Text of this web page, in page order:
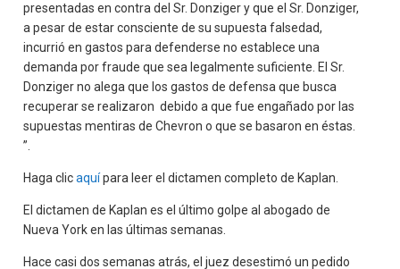
presentadas en contra del Sr. Donziger y que el Sr. Donziger,
a pesar de estar consciente de su supuesta falsedad,
incurrió en gastos para defenderse no establece una
demanda por fraude que sea legalmente suficiente. El Sr.
Donziger no alega que los gastos de defensa que busca
recuperar se realizaron debido a que fue engañado por las
supuestas mentiras de Chevron o que se basaron en éstas.
”.
Haga clicaquípara leer el dictamen completo de Kaplan.
El dictamen de Kaplan es el último golpe al abogado de
Nueva York en las últimas semanas.
Hace casi dos semanas atrás, el juez desestimó un pedido